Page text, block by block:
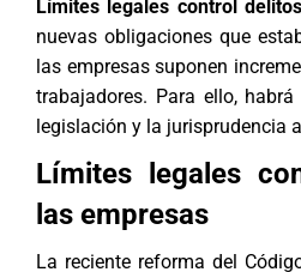
Límites legales control
nuevas obligaciones que
las empresas suponen
trabajadores. Para ello,
legislación y la jurisprudencia
Límites legales
las empresas
La reciente reforma del